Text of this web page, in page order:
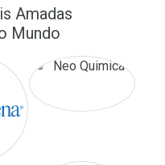
Menos
Amadas
Mundo